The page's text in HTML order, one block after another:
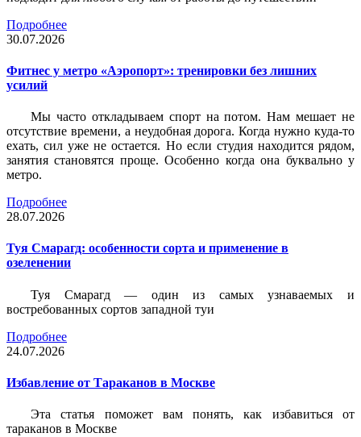
Подробнее
30.07.2026
Фитнес у метро «Аэропорт»: тренировки без лишних
усилий
Мы часто откладываем спорт на потом. Нам мешает не
отсутствие времени, а неудобная дорога. Когда нужно куда-то
ехать, сил уже не остается. Но если студия находится рядом,
занятия становятся проще. Особенно когда она буквально у
метро.
Подробнее
28.07.2026
Туя Смарагд: особенности сорта и применение в
озеленении
Туя Смарагд — один из самых узнаваемых и
востребованных сортов западной туи
Подробнее
24.07.2026
Избавление от Тараканов в Москве
Эта статья поможет вам понять, как избавиться от
тараканов в Москве